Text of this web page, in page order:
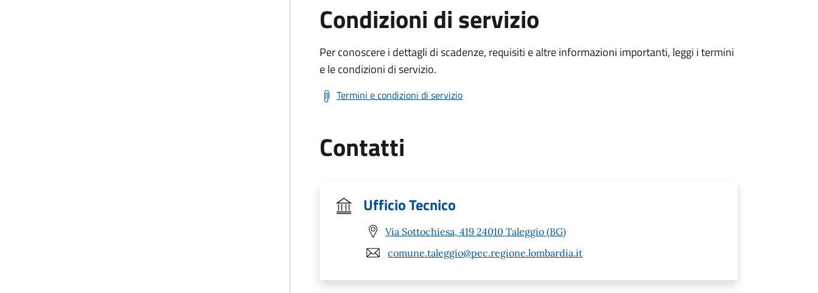
Condizioni di servizio
Per conoscere i dettagli di scadenze, requisiti e altre informazioni importanti, leggi i termini
e le condizioni di servizio.
Termini e condizioni di servizio
Contatti
Ufficio Tecnico
Via Sottochiesa, 419 24010 Taleggio (BG)
comune.taleggio@pec.regione.lombardia.it